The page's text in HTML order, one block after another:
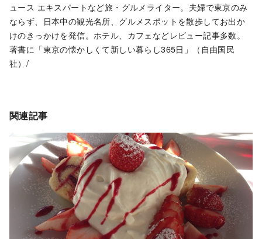
ュース エキスパートなど旅・グルメライター。夫婦で東京のみ
ならず、日本中の観光名所、グルメスポットを散歩してお出か
けのきっかけを発信。ホテル、カフェなどレビュー記事多数。
著書に「東京の懐かしくて新しい暮らし365日」（自由国民
社）/
関連記事